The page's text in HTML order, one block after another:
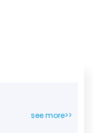
see more>>